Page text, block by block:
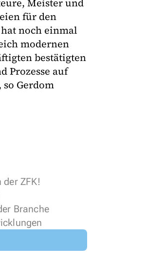
Meister und
für den
noch einmal
modernen
bestätigten
Prozesse auf
Gerdom
ZFK!
Branche